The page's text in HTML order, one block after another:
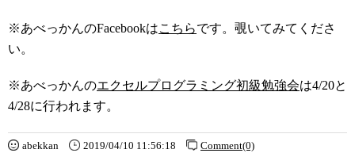
※あべっかんのFacebookはこちらです。覗いてみてくださ
い。
※あべっかんのエクセルプログラミング初級勉強会は4/20と
4/28に行われます。
abekkan 2019/04/10 11:56:18 Comment(0)